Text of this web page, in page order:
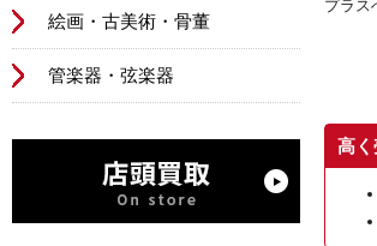
プラス
高く
絵画・古美術・骨董
管楽器・弦楽器